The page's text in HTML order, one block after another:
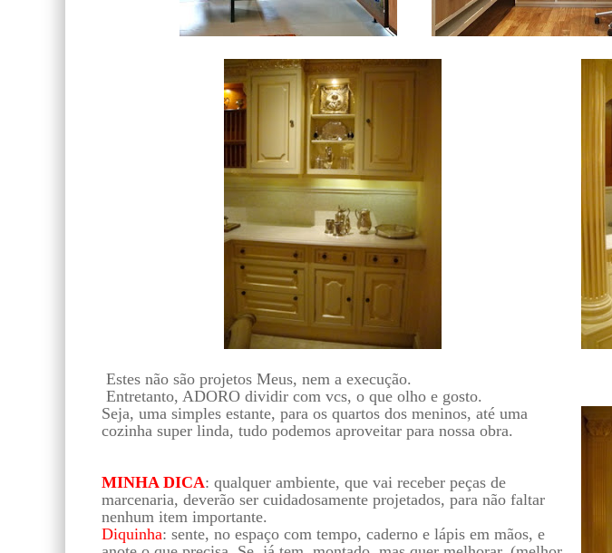
Estes não são projetos Meus, nem a execução.
Entretanto, ADORO dividir com vcs, o que olho e gosto.
Seja, uma simples estante, para os quartos dos meninos, até uma
cozinha super linda, tudo podemos aproveitar para nossa obra.
MINHA DICA: qualquer ambiente, que vai receber peças de
marcenaria, deverão ser cuidadosamente projetados, para não faltar
nenhum item importante.
Diquinha: sente, no espaço com tempo, caderno e lápis em mãos, e